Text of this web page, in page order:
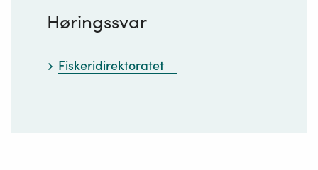
Høringssvar
Fiskeridirektoratet